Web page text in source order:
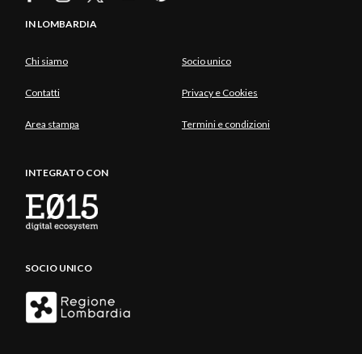
IN LOMBARDIA
Chi siamo Socio unico
Contatti Privacy e Cookies
Area stampa Termini e condizioni
INTEGRATO CON
SOCIO UNICO